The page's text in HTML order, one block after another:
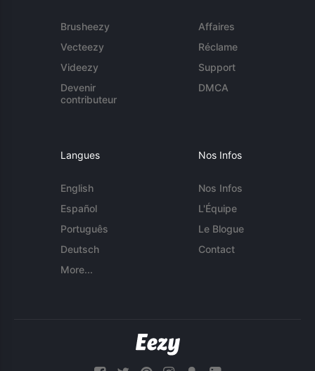
Brusheezy
Vecteezy
Videezy
Devenir
contributeur
Affaires
Réclame
Support
DMCA
Langues
English
Español
Português
Deutsch
More...
Nos Infos
Nos Infos
L'Équipe
Le Blogue
Contact